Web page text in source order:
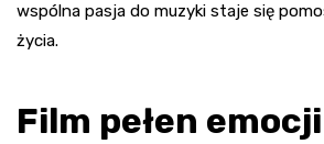
wspólna pasja do muzyki staje się
życia.
Film pełen